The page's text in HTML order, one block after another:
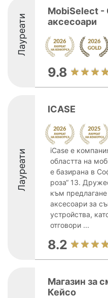
Лауреати
MobiSelect -
аксесоари
9.8
Лауреати
ICASE
iCase е
областта на
е базирана в
роза“ 13.
към
аксесоари за
устройства,
отговори ...
8.2
Магазин за
Кейсo